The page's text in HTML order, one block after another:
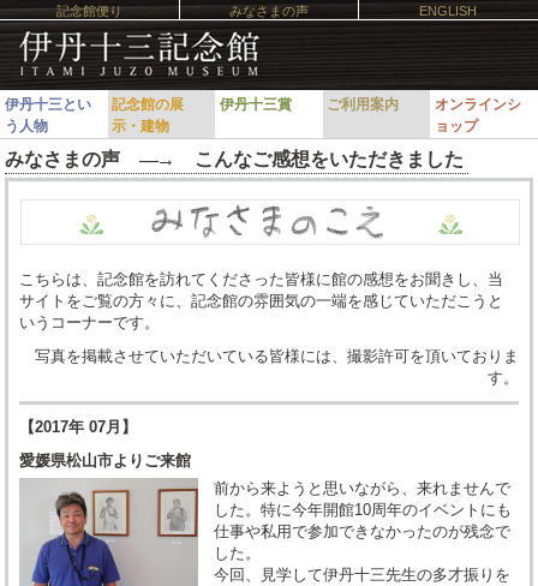
ENGLISH
記念館便り みなさまの声
伊丹十三とい
う人物
記念館の展
示・建物
伊丹十三賞 ご利用案内
オンラインシ
ョップ
みなさまの声 ―→ こんなご感想をいただきました
こちらは、記念館を訪れてくださった皆様に館の感想をお聞きし、当
サイトをご覧の方々に、記念館の雰囲気の一端を感じていただこうと
いうコーナーです。
写真を掲載させていただいている皆様には、撮影許可を頂いておりま
す。
【2017年 07月】
愛媛県松山市よりご来館
前から来ようと思いながら、来れませんで
した。特に今年開館10周年のイベントにも
仕事や私用で参加できなかったのが残念で
した。
今回、見学して伊丹十三先生の多才振りを